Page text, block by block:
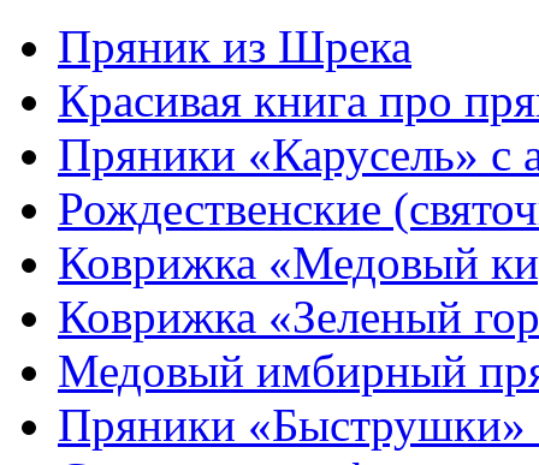
Пряник из Шрека
Красивая книга про
Пряники «Карусель» с
Рождественские
Коврижка «Медовый
Коврижка «Зеленый
Медовый имбирный
Пряники «Быструшки»